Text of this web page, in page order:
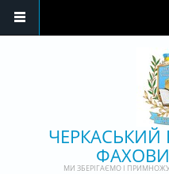
ЧЕРКАСЬКИЙ
МИ ЗБЕРІГАЄМО І